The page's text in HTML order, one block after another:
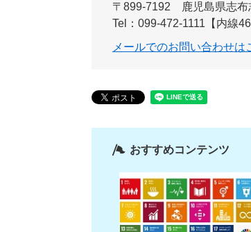
〒899-7192
鹿児島県志
Tel：099-472-1111【内線
メールでのお問い合わせは
おすすめコンテンツ